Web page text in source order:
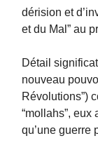
dérision et
et du Mal” au
Détail
nouveau
Révolutions”)
“mollahs”,
qu’une guerre